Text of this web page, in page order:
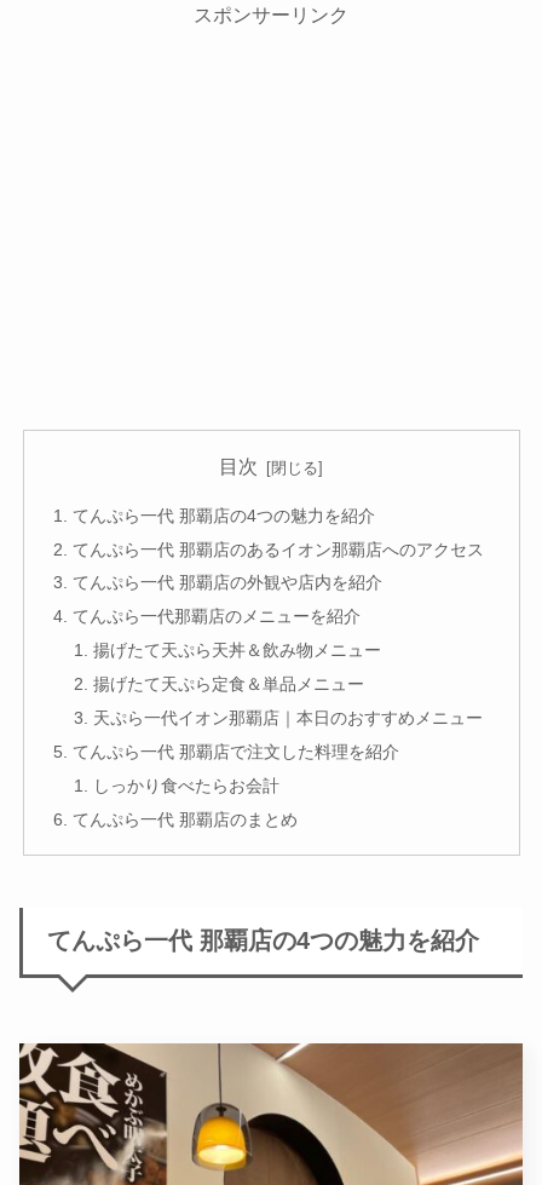
スポンサーリンク
目次
てんぷら一代 那覇店の4つの魅力を紹介
てんぷら一代 那覇店のあるイオン那覇店へのアクセス
てんぷら一代 那覇店の外観や店内を紹介
てんぷら一代那覇店のメニューを紹介
揚げたて天ぷら天丼＆飲み物メニュー
揚げたて天ぷら定食＆単品メニュー
天ぷら一代イオン那覇店｜本日のおすすめメニュー
てんぷら一代 那覇店で注文した料理を紹介
しっかり食べたらお会計
てんぷら一代 那覇店のまとめ
てんぷら一代 那覇店の4つの魅力を紹介